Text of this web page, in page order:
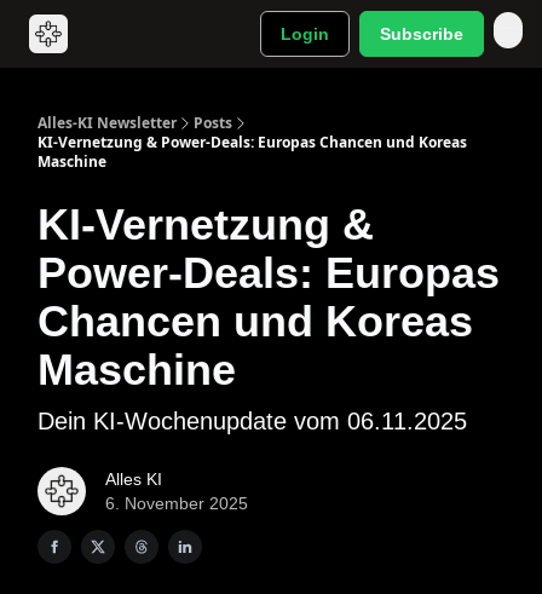
Login Subscribe
Alles-KI Newsletter
Posts
KI‐Vernetzung & Power‐Deals: Europas Chancen und Koreas
Maschine
KI‐Vernetzung &
Power‐Deals: Europas
Chancen und Koreas
Maschine
Dein KI-Wochenupdate vom 06.11.2025
Alles KI
6. November 2025